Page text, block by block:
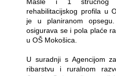
rehabilitacijskog profila u
je u planiranom opsegu.
osigurava se i pola plaće
u OŠ Mokošica.
U suradnji s Agencijom
ribarstvu i ruralnom